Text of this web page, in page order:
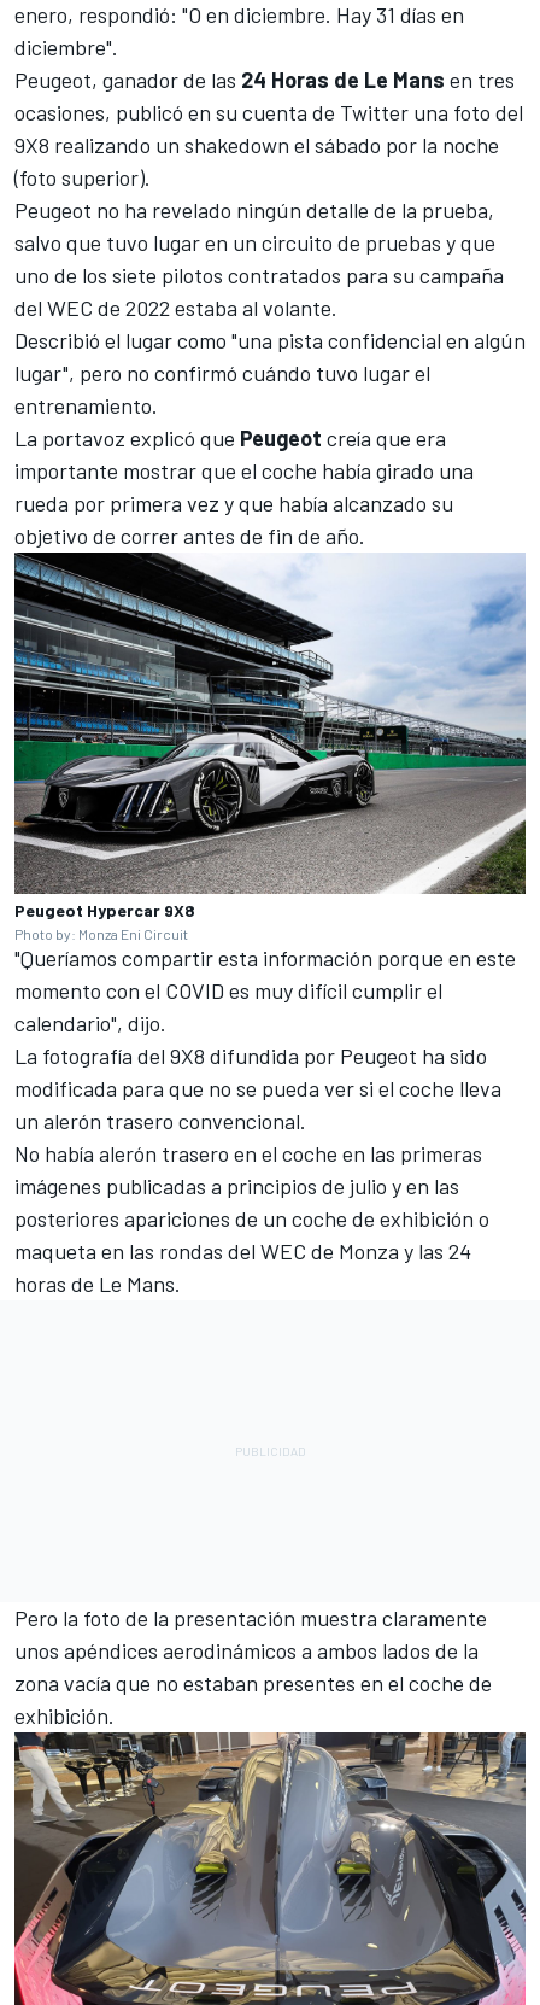
enero, respondió: "O en diciembre. Hay 31 días en
diciembre".
Peugeot, ganador de las 24 Horas de Le Mans en tres
ocasiones, publicó en su cuenta de Twitter una foto del
9X8 realizando un shakedown el sábado por la noche
(foto superior).
Peugeot no ha revelado ningún detalle de la prueba,
salvo que tuvo lugar en un circuito de pruebas y que
uno de los siete pilotos contratados para su campaña
del WEC de 2022 estaba al volante.
Describió el lugar como "una pista confidencial en algún
lugar", pero no confirmó cuándo tuvo lugar el
entrenamiento.
La portavoz explicó que Peugeot creía que era
importante mostrar que el coche había girado una
rueda por primera vez y que había alcanzado su
objetivo de correr antes de fin de año.
Peugeot Hypercar 9X8
Photo by: Monza Eni Circuit
"Queríamos compartir esta información porque en este
momento con el COVID es muy difícil cumplir el
calendario", dijo.
La fotografía del 9X8 difundida por Peugeot ha sido
modificada para que no se pueda ver si el coche lleva
un alerón trasero convencional.
No había alerón trasero en el coche en las primeras
imágenes publicadas a principios de julio y en las
posteriores apariciones de un coche de exhibición o
maqueta en las rondas del WEC de Monza y las 24
horas de Le Mans.
Pero la foto de la presentación muestra claramente
unos apéndices aerodinámicos a ambos lados de la
zona vacía que no estaban presentes en el coche de
exhibición.